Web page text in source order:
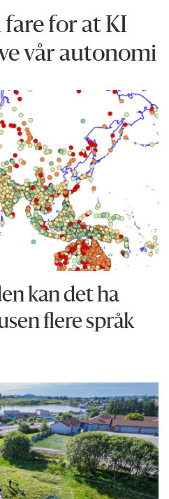
fare for at KI
vår autonomi
kan det ha
flere språk